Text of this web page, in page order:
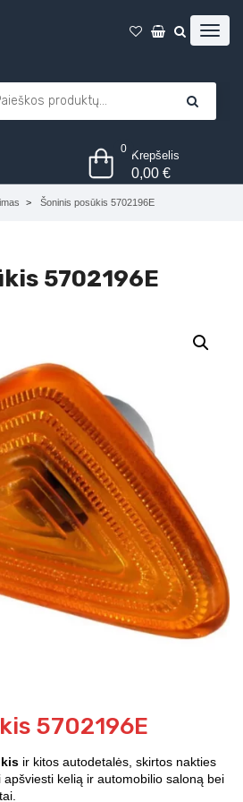
0 Krepšelis
0,00€
Šoninis posūkis 5702196E
5702196E
5702196E
ir kitos autodetalės, skirtos nakties
kelią ir automobilio saloną bei